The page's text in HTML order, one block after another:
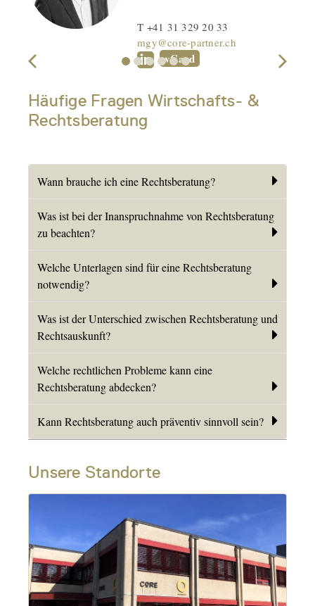
T +41 31 329 20 33
mgy@core-partner.ch
vCard
Häufige Fragen Wirtschafts- &
Rechtsberatung
Wann brauche ich eine Rechtsberatung?
Was ist bei der Inanspruchnahme von Rechtsberatung
zu beachten?
Welche Unterlagen sind für eine Rechtsberatung
notwendig?
Was ist der Unterschied zwischen Rechtsberatung und
Rechtsauskunft?
Welche rechtlichen Probleme kann eine
Rechtsberatung abdecken?
Kann Rechtsberatung auch präventiv sinnvoll sein?
Unsere Standorte